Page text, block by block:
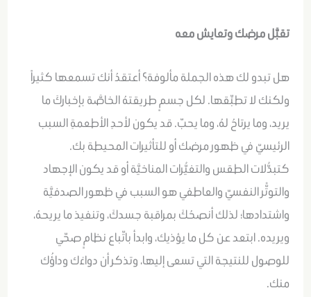
تقبَّل مرضك وتعايش معه
هل تبدو لك هذه الجملة مألوفة؟ أعتقدُ أنك تسمعها كثيراً
ولكنك لا تطبِّقها. لكل جسمٍ طريقتهُ الخاصَّة بإخباركَ ما
يريد، وما يرتاحُ لهُ، وما يحبّ. قد يكون لأحدِ الأطعمةِ السبب
الرئيسيّ في ظهور مرضك أو للتأثيرات المحيطة بك.
كتبدُّلات الطقس والتغيُّرات المناخيَّة أو قد يكون الإجهاد
والتوتًّر النفسيّ والعاطفي هو السبب في ظهور الصدفيَّة
واشتدادها؛ لذلك أنصحُكَ بمراقبة جسدكَ، وتنفيذ ما يريحهُ،
ويريده. ابتعد عن كل ما يؤذيك، وابدأ باتّباع نظامٍ صحّي
للوصول للنتيجة التي تسعى إليها، وتذكر أن دواءَك وداؤُك
منك.